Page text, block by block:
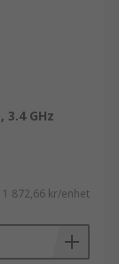
3.4 GHz
1 872,66 kr/enhet